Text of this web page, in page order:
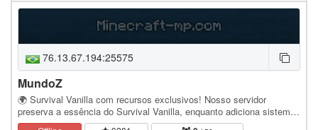
76.13.67.194:25575
MundoZ
🌍 Survival Vanilla com recursos exclusivos! Nosso servidor
preserva a essência do Survival Vanilla, enquanto adiciona sistemas
exclusivos desenvolvidos por nossa própria…